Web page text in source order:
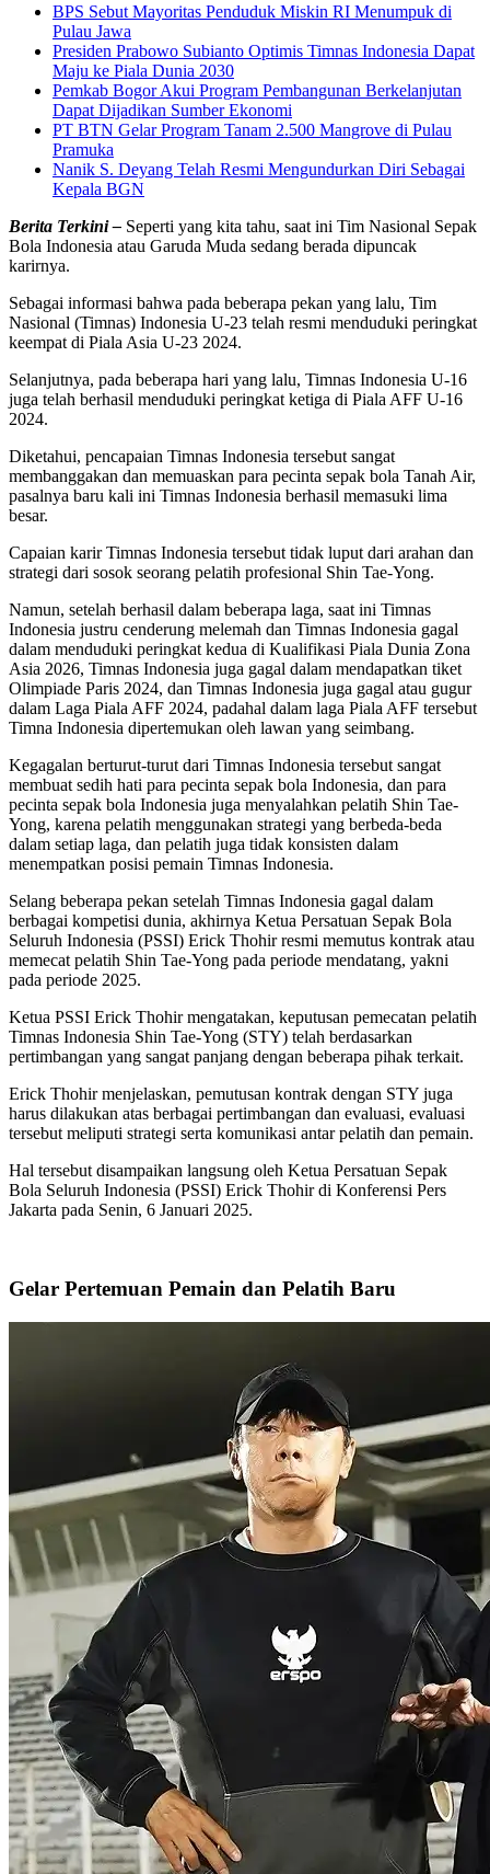
BPS Sebut Mayoritas Penduduk Miskin RI Menumpuk di
Pulau Jawa
Presiden Prabowo Subianto Optimis Timnas Indonesia Dapat
Maju ke Piala Dunia 2030
Pemkab Bogor Akui Program Pembangunan Berkelanjutan
Dapat Dijadikan Sumber Ekonomi
PT BTN Gelar Program Tanam 2.500 Mangrove di Pulau
Pramuka
Nanik S. Deyang Telah Resmi Mengundurkan Diri Sebagai
Kepala BGN
Berita Terkini – Seperti yang kita tahu, saat ini Tim Nasional Sepak
Bola Indonesia atau Garuda Muda sedang berada dipuncak
karirnya.
Sebagai informasi bahwa pada beberapa pekan yang lalu, Tim
Nasional (Timnas) Indonesia U-23 telah resmi menduduki peringkat
keempat di Piala Asia U-23 2024.
Selanjutnya, pada beberapa hari yang lalu, Timnas Indonesia U-16
juga telah berhasil menduduki peringkat ketiga di Piala AFF U-16
2024.
Diketahui, pencapaian Timnas Indonesia tersebut sangat
membanggakan dan memuaskan para pecinta sepak bola Tanah Air,
pasalnya baru kali ini Timnas Indonesia berhasil memasuki lima
besar.
Capaian karir Timnas Indonesia tersebut tidak luput dari arahan dan
strategi dari sosok seorang pelatih profesional Shin Tae-Yong.
Namun, setelah berhasil dalam beberapa laga, saat ini Timnas
Indonesia justru cenderung melemah dan Timnas Indonesia gagal
dalam menduduki peringkat kedua di Kualifikasi Piala Dunia Zona
Asia 2026, Timnas Indonesia juga gagal dalam mendapatkan tiket
Olimpiade Paris 2024, dan Timnas Indonesia juga gagal atau gugur
dalam Laga Piala AFF 2024, padahal dalam laga Piala AFF tersebut
Timna Indonesia dipertemukan oleh lawan yang seimbang.
Kegagalan berturut-turut dari Timnas Indonesia tersebut sangat
membuat sedih hati para pecinta sepak bola Indonesia, dan para
pecinta sepak bola Indonesia juga menyalahkan pelatih Shin Tae-
Yong, karena pelatih menggunakan strategi yang berbeda-beda
dalam setiap laga, dan pelatih juga tidak konsisten dalam
menempatkan posisi pemain Timnas Indonesia.
Selang beberapa pekan setelah Timnas Indonesia gagal dalam
berbagai kompetisi dunia, akhirnya Ketua Persatuan Sepak Bola
Seluruh Indonesia (PSSI) Erick Thohir resmi memutus kontrak atau
memecat pelatih Shin Tae-Yong pada periode mendatang, yakni
pada periode 2025.
Ketua PSSI Erick Thohir mengatakan, keputusan pemecatan pelatih
Timnas Indonesia Shin Tae-Yong (STY) telah berdasarkan
pertimbangan yang sangat panjang dengan beberapa pihak terkait.
Erick Thohir menjelaskan, pemutusan kontrak dengan STY juga
harus dilakukan atas berbagai pertimbangan dan evaluasi, evaluasi
tersebut meliputi strategi serta komunikasi antar pelatih dan pemain.
Hal tersebut disampaikan langsung oleh Ketua Persatuan Sepak
Bola Seluruh Indonesia (PSSI) Erick Thohir di Konferensi Pers
Jakarta pada Senin, 6 Januari 2025.
Gelar Pertemuan Pemain dan Pelatih Baru